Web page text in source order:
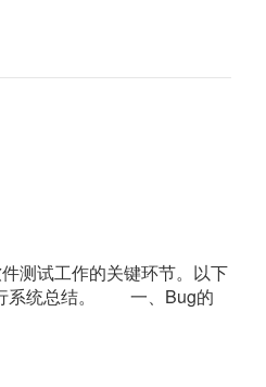
测试工作的关键环节。以下
行系统总结。 一、Bug的